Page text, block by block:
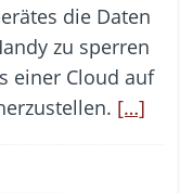
die Daten
zu sperren
einer Cloud auf
[…]